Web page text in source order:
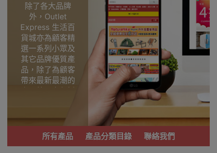
除了各大品牌
外，Outlet
Express 生活百
貨城亦為顧客精
選一系列小眾及
其它品牌優質產
品，除了為顧客
帶來最新最潮的
產品外，亦包括
功能齊備的產
品。
我們每月會固定
所有產品 產品分類目錄 聯絡我們